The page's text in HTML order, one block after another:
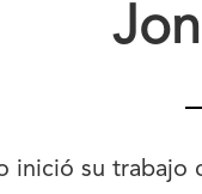
inició su trabajo